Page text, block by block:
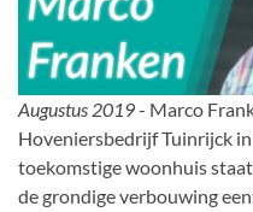
Augustus 2019- Marco
Hoveniersbedrijf Tuinrijck
toekomstige woonhuis
de grondige verbouwing